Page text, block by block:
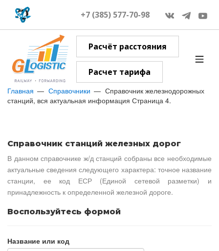
+7 (385) 577-70-98
Расчёт расстояния
Расчет тарифа
Главная Справочники
Справочник железнодорожных
станций, вся актуальная информация Страница 4.
Справочник станций железных дорог
В данном справочнике ж/д станций собраны все необходимые
актуальные сведения следующего характера: точное название
станции, ее код ЕСР (Единой сетевой разметки) и
принадлежность к определенной железной дороге.
Воспользуйтесь формой
Название или код